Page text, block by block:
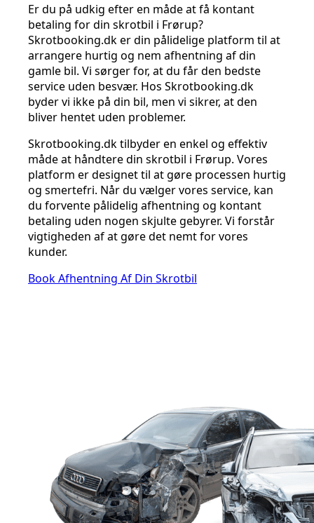
Er du på udkig efter en måde at få kontant
betaling for din skrotbil i Frørup?
Skrotbooking.dk er din pålidelige platform til at
arrangere hurtig og nem afhentning af din
gamle bil. Vi sørger for, at du får den bedste
service uden besvær. Hos Skrotbooking.dk
byder vi ikke på din bil, men vi sikrer, at den
bliver hentet uden problemer.
Skrotbooking.dk tilbyder en enkel og effektiv
måde at håndtere din skrotbil i Frørup. Vores
platform er designet til at gøre processen hurtig
og smertefri. Når du vælger vores service, kan
du forvente pålidelig afhentning og kontant
betaling uden nogen skjulte gebyrer. Vi forstår
vigtigheden af at gøre det nemt for vores
kunder.
Book Afhentning Af Din Skrotbil